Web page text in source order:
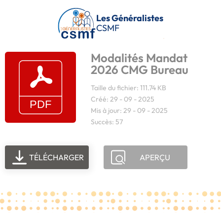
Passer au contenu principal
Les Généralistes
CSMF
Modalités Mandat
2026 CMG Bureau
Taille du fichier: 111.74 KB
Créé: 29 - 09 - 2025
Mis à jour: 29 - 09 - 2025
Succès: 57
TÉLÉCHARGER APERÇU